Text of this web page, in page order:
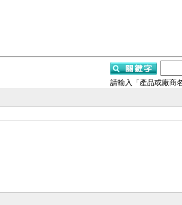
請輸入「產品或廠商